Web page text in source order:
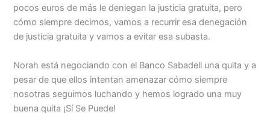
pocos euros de más le deniegan la justicia gratuita, pero
cómo siempre decimos, vamos a recurrir esa denegación
de justicia gratuita y vamos a evitar esa subasta.
Norah está negociando con el Banco Sabadell una quita y a
pesar de que ellos intentan amenazar cómo siempre
nosotras seguimos luchando y hemos logrado una muy
buena quita ¡Sí Se Puede!